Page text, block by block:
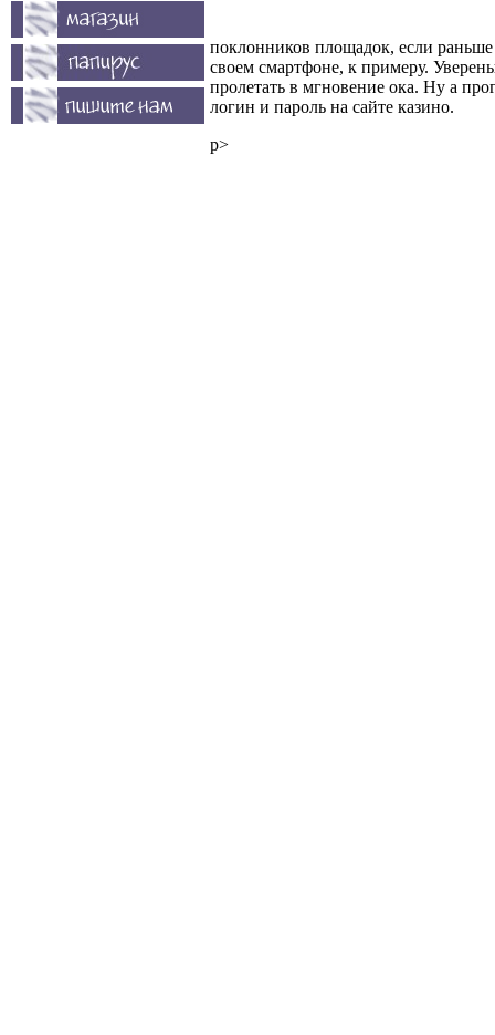
поклонников площадок, если раньше
своем смартфоне, к примеру.
пролетать в мгновение ока. Ну а
логин и пароль на сайте казино.
p>